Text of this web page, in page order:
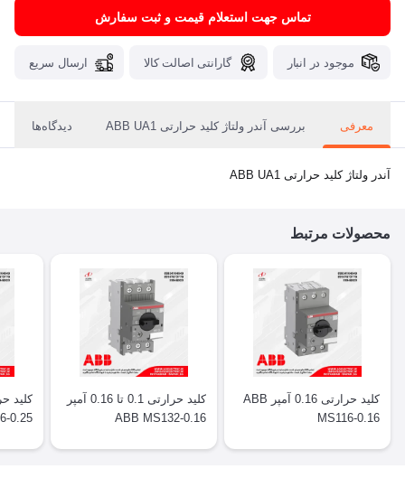
تماس جهت استعلام قیمت و ثبت سفارش
موجود در انبار گارانتی اصالت کالا ارسال سریع
معرفی بررسی آندر ولتاژ کلید حرارتی ABB UA1 دیدگاه‌ها
آندر ولتاژ کلید حرارتی ABB UA1
محصولات مرتبط
کلید حرارتی 0.16 آمپر ABB
MS116-0.16
کلید حرارتی 0.1 تا 0.16 آمپر
ABB MS132-0.16
0.25